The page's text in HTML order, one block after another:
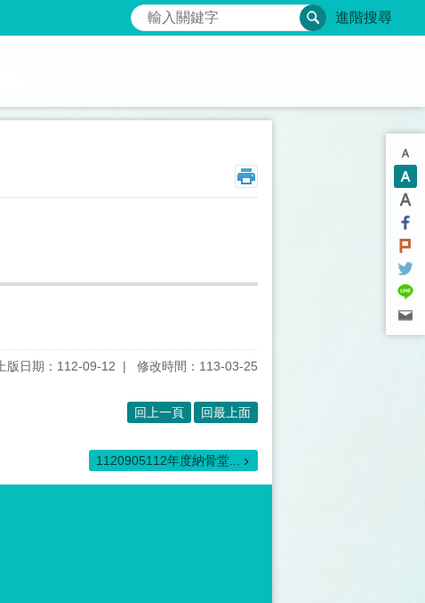
搜尋 進階搜尋
上版日期：112-09-12 修改時間：113-03-25
回上一頁 回最上面
1120905112年度納骨堂...